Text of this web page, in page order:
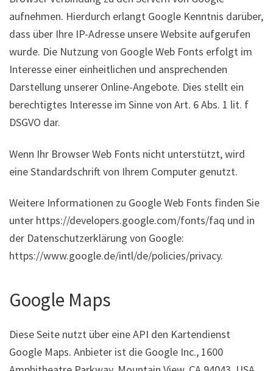
aufnehmen. Hierdurch erlangt Google Kenntnis darüber,
dass über Ihre IP-Adresse unsere Website aufgerufen
wurde. Die Nutzung von Google Web Fonts erfolgt im
Interesse einer einheitlichen und ansprechenden
Darstellung unserer Online-Angebote. Dies stellt ein
berechtigtes Interesse im Sinne von Art. 6 Abs. 1 lit. f
DSGVO dar.
Wenn Ihr Browser Web Fonts nicht unterstützt, wird
eine Standardschrift von Ihrem Computer genutzt.
Weitere Informationen zu Google Web Fonts finden Sie
unter https://developers.google.com/fonts/faq und in
der Datenschutzerklärung von Google:
https://www.google.de/intl/de/policies/privacy.
Google Maps
Diese Seite nutzt über eine API den Kartendienst
Google Maps. Anbieter ist die Google Inc., 1600